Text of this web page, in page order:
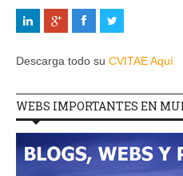
Descarga todo su CVITAE Aquí
WEBS IMPORTANTES EN